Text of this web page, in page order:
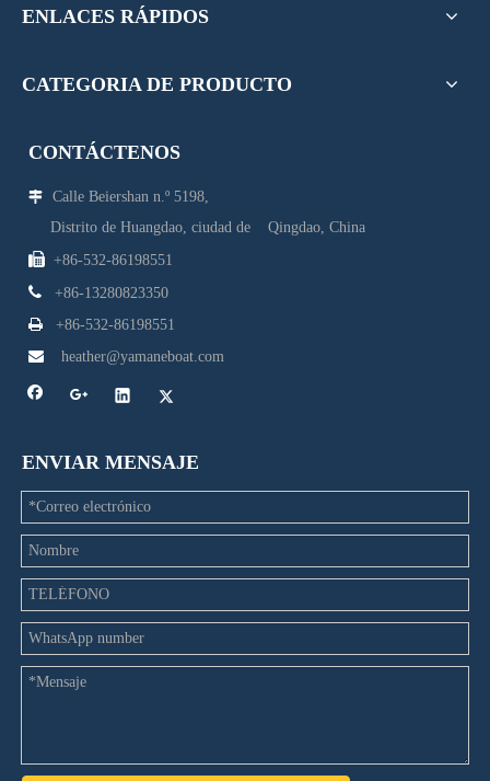
ENLACES RÁPIDOS
CATEGORIA DE PRODUCTO
CONTÁCTENOS
 Calle Beiershan n.º 5198,
Distrito de Huangdao, ciudad de Qingdao, China
 +86-532-86198551

+86-13280823350
 +86-532-86198551
 heather@yamaneboat.com
ENVIAR MENSAJE